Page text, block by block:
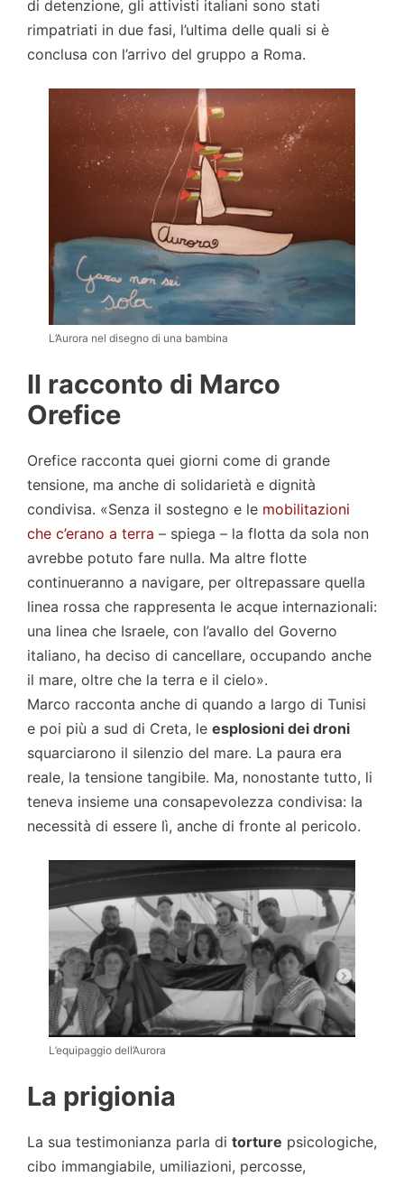
di detenzione, gli attivisti italiani sono stati
rimpatriati in due fasi, l’ultima delle quali si è
conclusa con l’arrivo del gruppo a Roma.
L’Aurora nel disegno di una bambina
Il racconto di Marco
Orefice
Orefice racconta quei giorni come di grande
tensione, ma anche di solidarietà e dignità
condivisa. «Senza il sostegno e le mobilitazioni
che c’erano a terra – spiega – la flotta da sola non
avrebbe potuto fare nulla. Ma altre flotte
continueranno a navigare, per oltrepassare quella
linea rossa che rappresenta le acque internazionali:
una linea che Israele, con l’avallo del Governo
italiano, ha deciso di cancellare, occupando anche
il mare, oltre che la terra e il cielo».
Marco racconta anche di quando a largo di Tunisi
e poi più a sud di Creta, le esplosioni dei droni
squarciarono il silenzio del mare. La paura era
reale, la tensione tangibile. Ma, nonostante tutto, li
teneva insieme una consapevolezza condivisa: la
necessità di essere lì, anche di fronte al pericolo.
L’equipaggio dell’Aurora
La prigionia
La sua testimonianza parla di torture psicologiche,
cibo immangiabile, umiliazioni, percosse,